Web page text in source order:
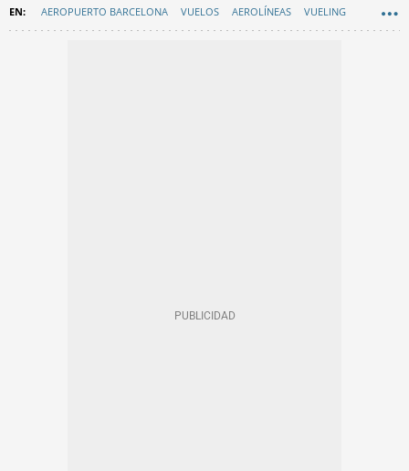
AEROPUERTO BARCELONA VUELOS AEROLÍNEAS VUELING